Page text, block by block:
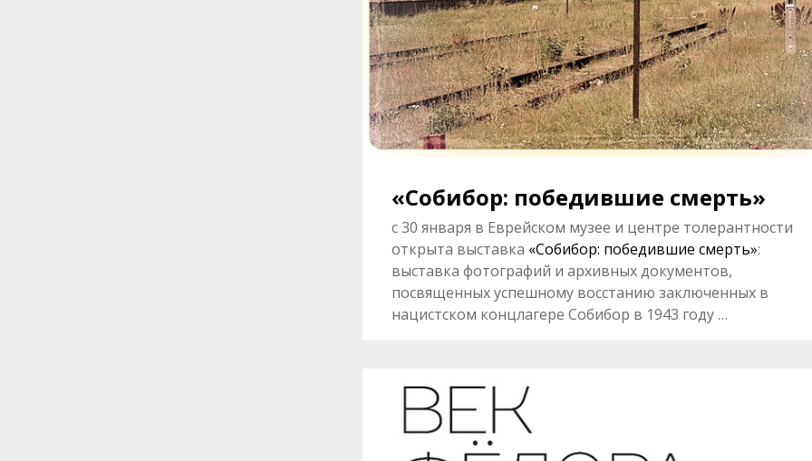
«Собибор: победившие смерть»
с 30 января в Еврейском музее и центре толерантности
открыта выставка «Собибор: победившие смерть»:
выставка фотографий и архивных документов,
посвященных успешному восстанию заключенных в
нацистском концлагере Собибор в 1943 году …